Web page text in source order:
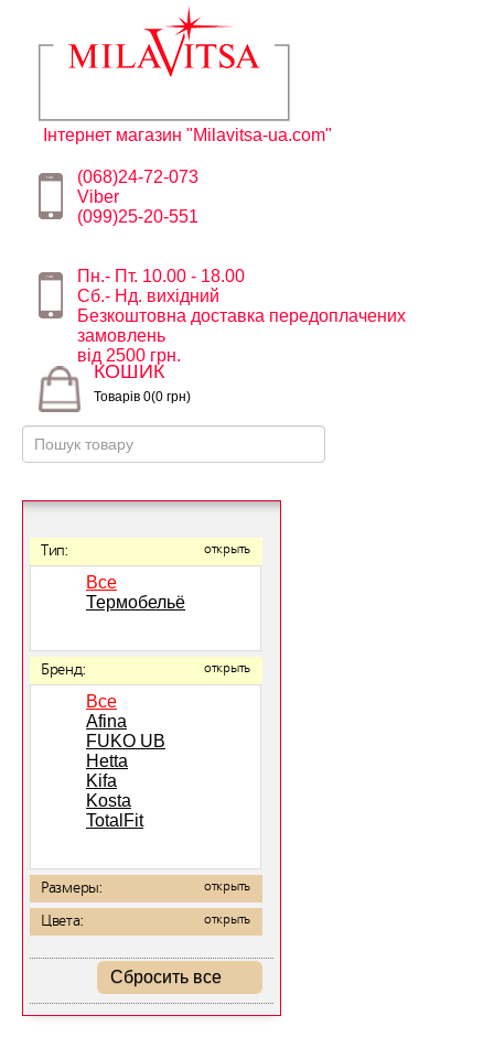
Інтернет магазин "Milavitsa-ua.com"
(068)24-72-073
Viber
(099)25-20-551
Пн.- Пт. 10.00 - 18.00
Сб.- Нд. вихідний
Безкоштовна доставка передоплачених
замовлень
від 2500 грн.
КОШИК
Товарів 0(0 грн)
Тип: открыть
Все
Термобельё
Бренд: открыть
Все
Afina
FUKO UB
Hetta
Kifa
Kosta
TotalFit
Размеры: открыть
Цвета: открыть
Сбросить все